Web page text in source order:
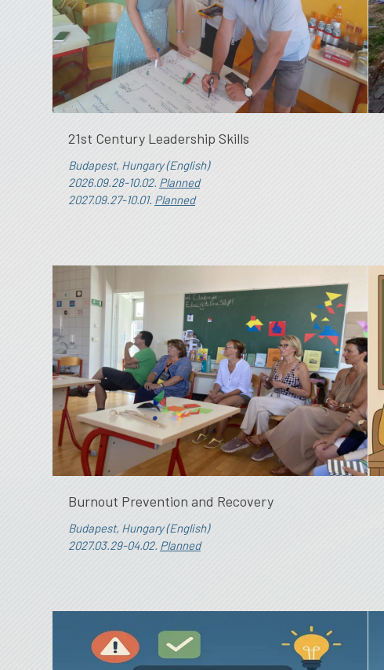
21st Century Leadership Skills
Budapest, Hungary (English)
2026.09.28-10.02. Planned
2027.09.27-10.01. Planned
Burnout Prevention and Recovery
Budapest, Hungary (English)
2027.03.29-04.02. Planned